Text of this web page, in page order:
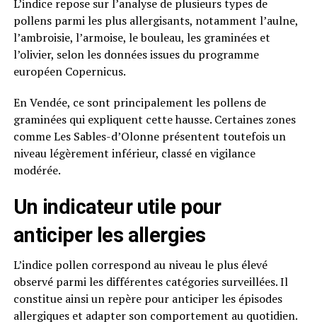
L’indice repose sur l’analyse de plusieurs types de
pollens parmi les plus allergisants, notamment l’aulne,
l’ambroisie, l’armoise, le bouleau, les graminées et
l’olivier, selon les données issues du programme
européen Copernicus.
En Vendée, ce sont principalement les pollens de
graminées qui expliquent cette hausse. Certaines zones
comme Les Sables-d’Olonne présentent toutefois un
niveau légèrement inférieur, classé en vigilance
modérée.
Un indicateur utile pour
anticiper les allergies
L’indice pollen correspond au niveau le plus élevé
observé parmi les différentes catégories surveillées. Il
constitue ainsi un repère pour anticiper les épisodes
allergiques et adapter son comportement au quotidien.